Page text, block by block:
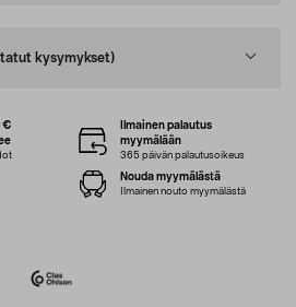
kysymykset)
€
Ilmainen palautus
myymälään
365 päivän palautusoikeus
Nouda myymälästä
Ilmainen nouto myymälästä